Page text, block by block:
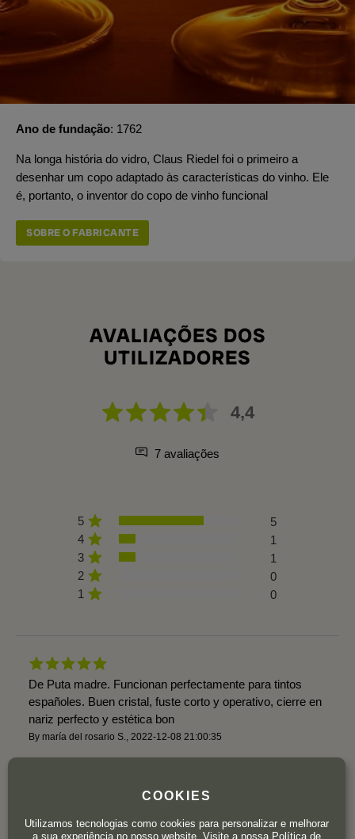
Ano de fundação 1762
Na longa história do vidro, Claus Riedel foi o primeiro a
desenhar um copo adaptado às características do vinho. Ele
é, portanto, o inventor do copo de vinho funcional
SOBRE O FABRICANTE
AVALIAÇÕES DOS
UTILIZADORES
4,4
7 avaliações
5
5
4
1
3
1
2
0
1
0
De Puta madre. Funcionan perfectamente para tintos
españoles. Buen cristal, fuste corto y operativo, cierre en
nariz perfecto y estética bon
By maría del rosario S. 2022-12-08 21:00:35
2021-12-29 20:16:23
COOKIES
Utilizamos tecnologias como cookies para personalizar e melhorar
a sua experiência no nosso website. Visite a nossa Política de